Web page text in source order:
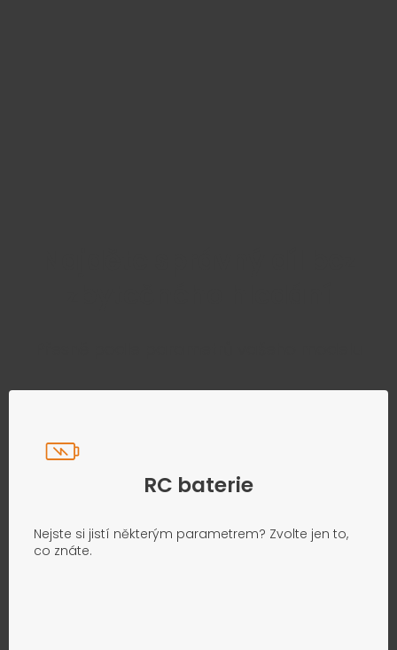
RC baterie
Nejste si jistí některým parametrem? Zvolte jen to,
co znáte.